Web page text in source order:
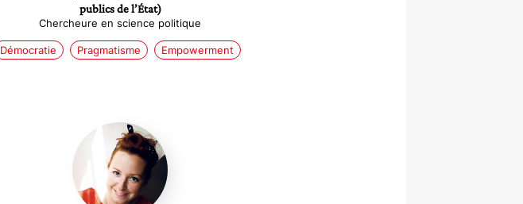
publics de l’État)
Chercheure en science politique
Démocratie Pragmatisme Empowerment
Maryne
Bruneau